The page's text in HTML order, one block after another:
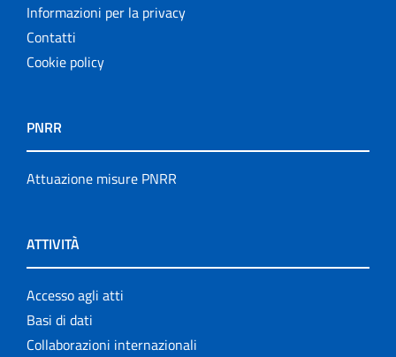
Informazioni per la privacy
Contatti
Cookie policy
PNRR
Attuazione misure PNRR
ATTIVITÀ
Accesso agli atti
Basi di dati
Collaborazioni internazionali